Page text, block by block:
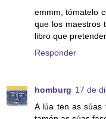
emmm, tómatelo
que los maestros
libro que
Responder
homburg 17 de
A lúa ten as súas